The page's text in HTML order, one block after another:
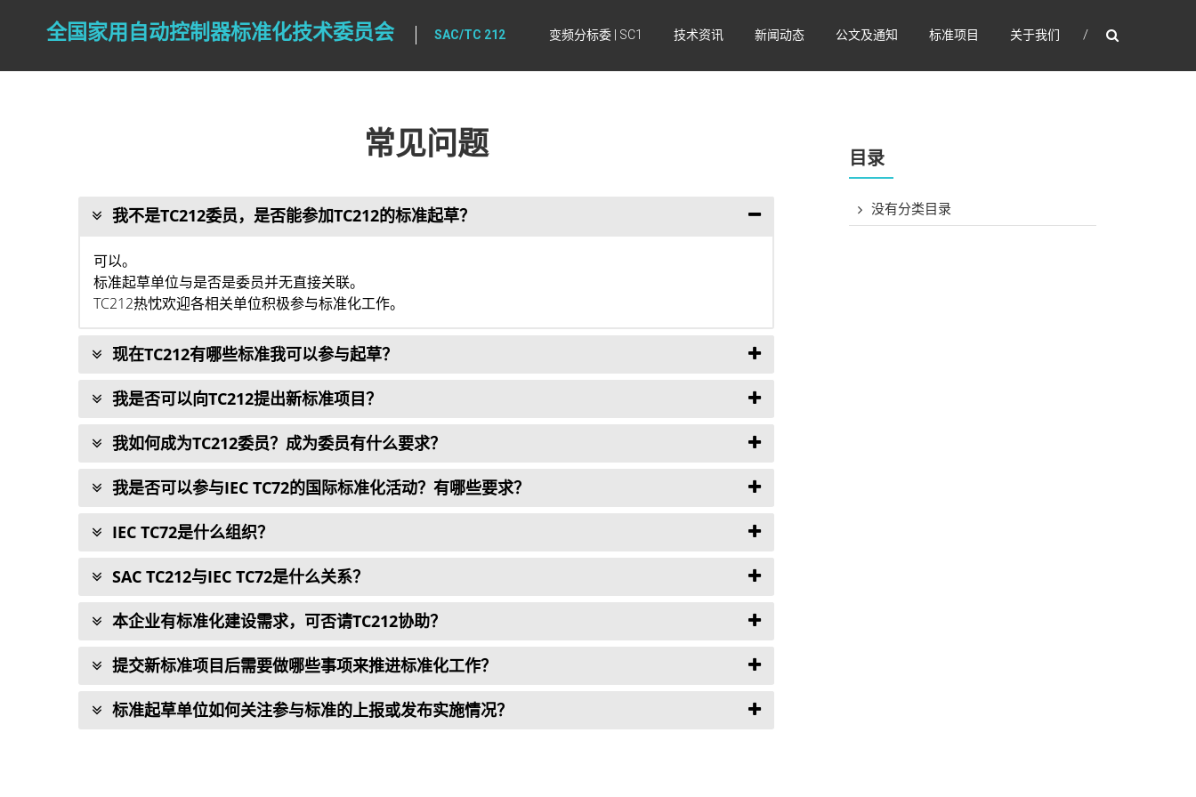
全国家用自动控制器标准化技术委员会 SAC/TC 212 变频分标委 | SC1 技术资讯 新闻动态 公文及通知 标准项目 关于我们
常见问题
我不是TC212委员，是否能参加TC212的标准起草？
可以。
标准起草单位与是否是委员并无直接关联。
TC212热忱欢迎各相关单位积极参与标准化工作。
现在TC212有哪些标准我可以参与起草？
我是否可以向TC212提出新标准项目？
我如何成为TC212委员？成为委员有什么要求？
我是否可以参与IEC TC72的国际标准化活动？有哪些要求？
IEC TC72是什么组织？
SAC TC212与IEC TC72是什么关系？
本企业有标准化建设需求，可否请TC212协助？
提交新标准项目后需要做哪些事项来推进标准化工作？
标准起草单位如何关注参与标准的上报或发布实施情况？
目录
没有分类目录